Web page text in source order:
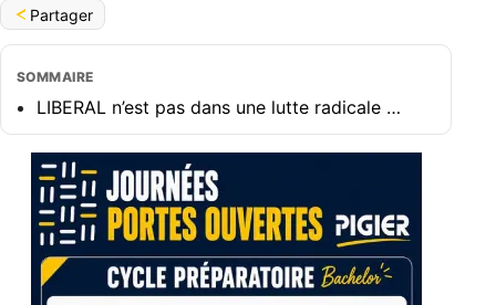
Partager
SOMMAIRE
LIBERAL n’est pas dans une lutte radicale …